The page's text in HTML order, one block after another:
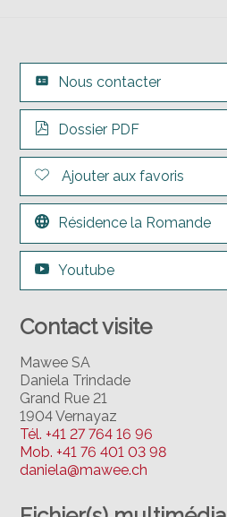
Nous contacter
Dossier PDF
Ajouter aux favoris
Résidence la Romande
Youtube
Contact visite
Mawee SA
Daniela Trindade
Grand Rue 21
1904 Vernayaz
Tél.+41 27 764 16 96
Mob.+41 76 401 03 98
daniela@mawee.ch